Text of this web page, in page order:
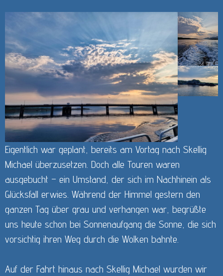
Eigentlich war geplant, bereits am Vortag nach Skellig
Michael überzusetzen. Doch alle Touren waren
ausgebucht – ein Umstand, der sich im Nachhinein als
Glücksfall erwies. Während der Himmel gestern den
ganzen Tag über grau und verhangen war, begrüßte
uns heute schon bei Sonnenaufgang die Sonne, die sich
vorsichtig ihren Weg durch die Wolken bahnte.
Auf der Fahrt hinaus nach Skellig Michael wurden wir